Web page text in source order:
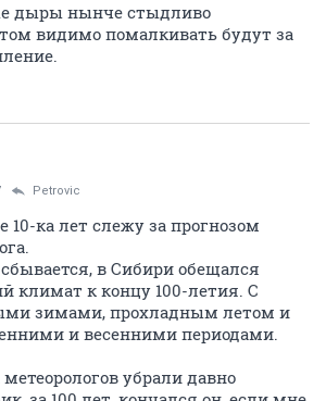
дыры нынче стыдливо
видимо помалкивать будут за
Petrovic
10-ка лет слежу за прогнозом
в Сибири обещался
климат к концу 100-летия. С
зимами, прохладным летом и
и весенними периодами.
убрали давно